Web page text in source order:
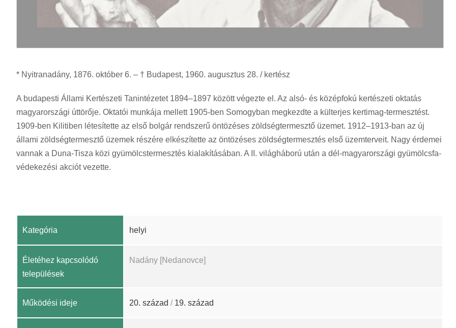
* Nyitranadány, 1876. október 6. – † Budapest, 1960. augusztus 28. / kertész
A budapesti Állami Kertészeti Tanintézetet 1894–1897 között végezte el. Az alsó- és középfokú kertészeti oktatás
magyarországi úttörője. Oktatói munkája mellett 1905-ben Somogyban megkezdte a külterjes kertimag-termesztést.
1909-ben Kilitiben létesítette az első bolgár rendszerű öntözéses zöldségtermesztő üzemet. 1912–1913-ban az új
állami zöldségtermesztő üzemek részére elkészítette az öntözéses zöldségtermesztés első üzemterveit. Nagy érdemei
vannak a Duna-Tisza közi gyümölcstermesztés kialakításában. A II. világháború után a dél-magyarországi gyümölcsfa-
védekezési akciót vezette.
Kategória helyi
Életéhez kapcsolódó
települések
Nadány [Nedanovce]
Működési ideje 20. század / 19. század